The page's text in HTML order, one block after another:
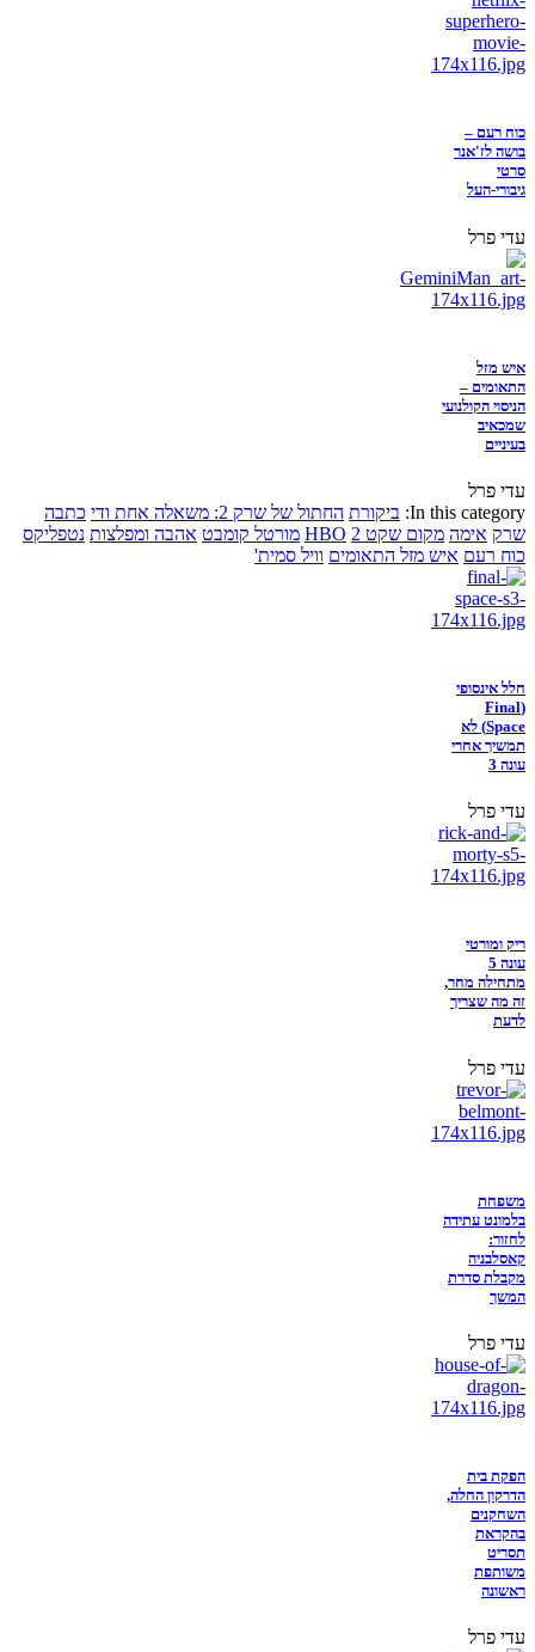
כוח רעם –
בושה לז'אנר
סרטי
גיבורי-העל
עדי פרל
איש מזל
התאומים –
הניסוי הקולנועי
שמכאיב
בעיניים
עדי פרל
In this category: ביקורת החתול של שרק 2: משאלה אחת ודי
כתבה
שרק אימה מקום שקט 2 HBO מורטל קומבט אהבה ומפלצות נטפליקס
כוח רעם איש מזל התאומים וויל סמית'
חלל אינסופי
(Final
Space) לא
תמשיך אחרי
עונה 3
עדי פרל
ריק ומורטי
עונה 5
מתחילה מחר,
זה מה שצריך
לדעת
עדי פרל
משפחת
בלמונט עתידה
לחזור:
קאסלבניה
מקבלת סדרת
המשך
עדי פרל
הפקת בית
הדרקון החלה,
השחקנים
בהקראת
תסריט
משותפת
ראשונה
עדי פרל